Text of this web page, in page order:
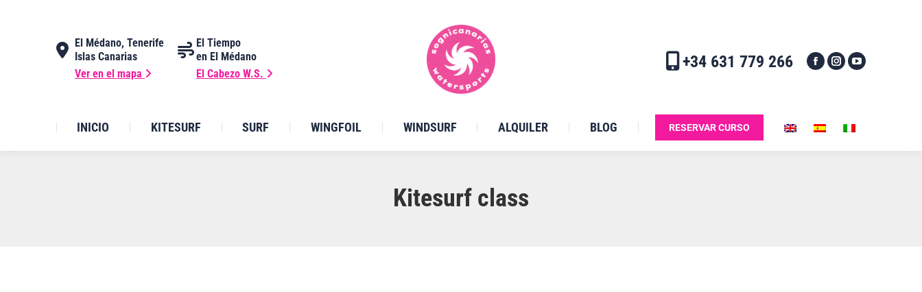
El Médano, Tenerife
Islas Canarias
Ver en el mapa
El Tiempo
en El Médano
El Cabezo W.S.
+34 631 779 266
INICIO KITESURF SURF WINGFOIL WINDSURF ALQUILER BLOG RESERVAR CURSO
Kitesurf class